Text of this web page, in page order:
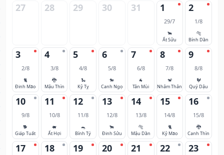
27 28 29 30 31 1
29/7
🐂
Ất Sửu
2
1/8
🐅
Bính Dần
3
2/8
🐈
Đinh Mão
4
3/8
🐉
Mậu Thìn
5
4/8
🐍
Kỷ Tỵ
6
5/8
🐎
Canh Ngọ
7
6/8
🐐
Tân Mùi
8
7/8
🐒
Nhâm Thân
9
8/8
🐓
Quý Dậu
10
9/8
🐕
Giáp Tuất
11
10/8
🐖
Ất Hợi
12
11/8
🐀
Bính Tý
13
12/8
🐂
Đinh Sửu
14
13/8
🐅
Mậu Dần
15
14/8
🐈
Kỷ Mão
16
15/8
🐉
Canh Thìn
17 18 19 20 21 22 23